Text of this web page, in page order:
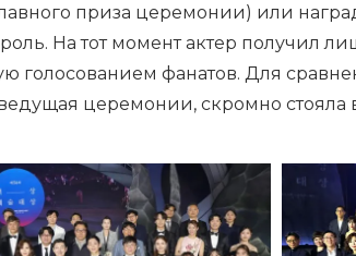
приза церемонии) или
На тот момент актер получил
голосованием фанатов. Для
церемонии, скромно стояла